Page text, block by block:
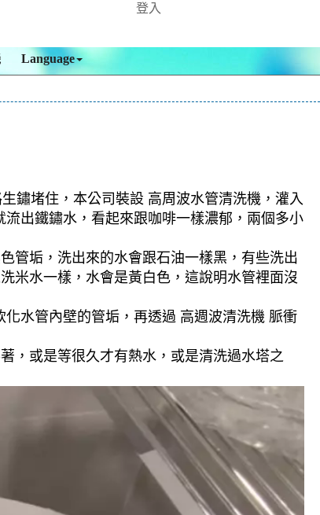
登入
Language
鏽堵住，本公司裝設 高周波水管清洗機，灌入
出鐵鏽水，看起來跟咖啡一樣濃郁，兩個多小
管垢，洗出來的水會跟石油一樣黑，有些洗出
米水一樣，水會是黃白色，這說明水管裡面沒
水管內壁的管垢，再透過 高週波清洗機 脈衝
，或是等很久才有熱水，或是清洗過水塔之